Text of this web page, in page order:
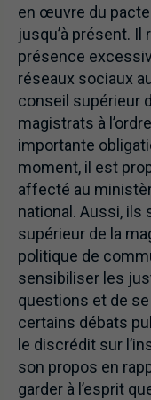
en œuvre du pacte
jusqu’à présent.
présence
réseaux sociaux
conseil supérieur
magistrats à
importante
moment, il est
affecté au
national. Aussi, ils
supérieur de la
politique de
sensibiliser les
questions et de se
certains débats
le discrédit sur
son propos en
garder à l’esprit